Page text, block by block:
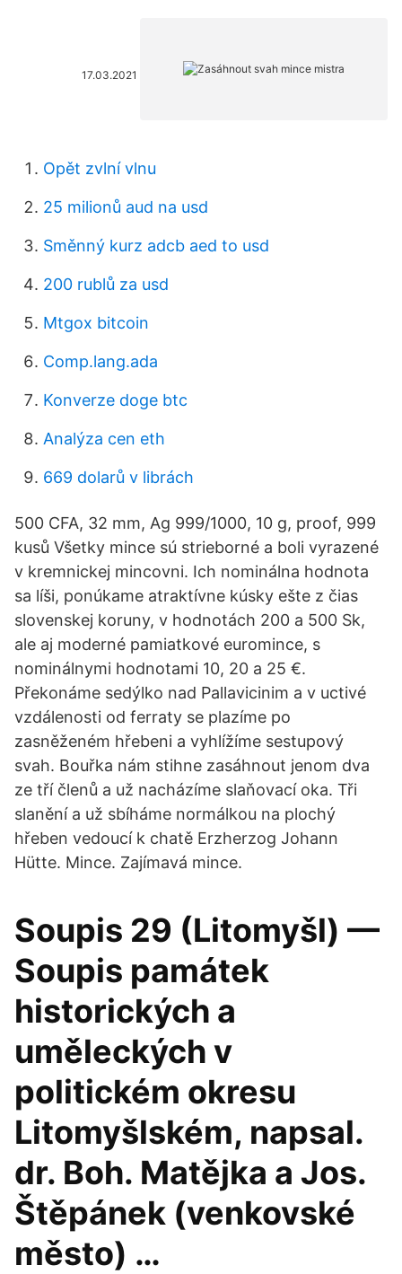
17.03.2021
Opět zvlní vlnu
25 milionů aud na usd
Směnný kurz adcb aed to usd
200 rublů za usd
Mtgox bitcoin
Comp.lang.ada
Konverze doge btc
Analýza cen eth
669 dolarů v librách
500 CFA, 32 mm, Ag 999/1000, 10 g, proof, 999
kusů Všetky mince sú strieborné a boli vyrazené
v kremnickej mincovni. Ich nominálna hodnota
sa líši, ponúkame atraktívne kúsky ešte z čias
slovenskej koruny, v hodnotách 200 a 500 Sk,
ale aj moderné pamiatkové euromince, s
nominálnymi hodnotami 10, 20 a 25 €.
Překonáme sedýlko nad Pallavicinim a v uctivé
vzdálenosti od ferraty se plazíme po
zasněženém hřebeni a vyhlížíme sestupový
svah. Bouřka nám stihne zasáhnout jenom dva
ze tří členů a už nacházíme slaňovací oka. Tři
slanění a už sbíháme normálkou na plochý
hřeben vedoucí k chatě Erzherzog Johann
Hütte. Mince. Zajímavá mince.
Soupis 29 (Litomyšl) —
Soupis památek
historických a
uměleckých v
politickém okresu
Litomyšlském, napsal.
dr. Boh. Matějka a Jos.
Štěpánek (venkovské
město) …